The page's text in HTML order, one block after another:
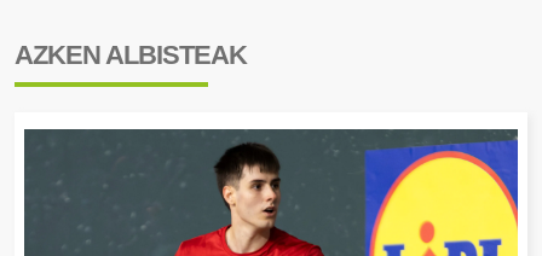
AZKEN ALBISTEAK